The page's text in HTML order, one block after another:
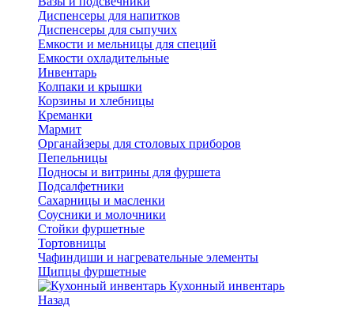
Диспенсеры для напитков
Диспенсеры для сыпучих
Емкости и мельницы для специй
Емкости охладительные
Инвентарь
Колпаки и крышки
Корзины и хлебницы
Креманки
Мармит
Органайзеры для столовых приборов
Пепельницы
Подносы и витрины для фуршета
Подсалфетники
Сахарницы и масленки
Соусники и молочники
Стойки фуршетные
Тортовницы
Чафиндиши и нагревательные элементы
Щипцы фуршетные
Кухонный инвентарь
Назад